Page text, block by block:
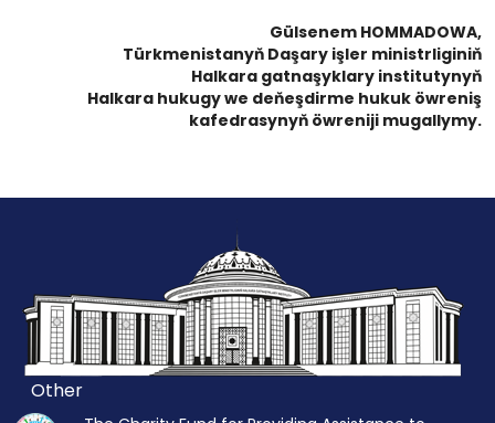
Gülsenem HOMMADOWA,
Türkmenistanyň Daşary işler ministrliginiň
Halkara gatnaşyklary institutynyň
Halkara hukugy we deňeşdirme hukuk öwreniş
kafedrasynyň öwreniji mugallymy.
Other